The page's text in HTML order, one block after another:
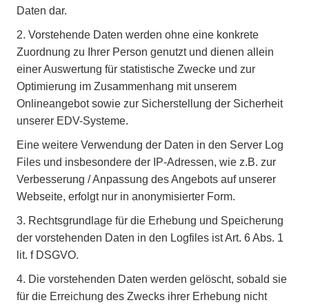
Daten dar.
2. Vorstehende Daten werden ohne eine konkrete
Zuordnung zu Ihrer Person genutzt und dienen allein
einer Auswertung für statistische Zwecke und zur
Optimierung im Zusammenhang mit unserem
Onlineangebot sowie zur Sicherstellung der Sicherheit
unserer EDV-Systeme.
Eine weitere Verwendung der Daten in den Server Log
Files und insbesondere der IP-Adressen, wie z.B. zur
Verbesserung / Anpassung des Angebots auf unserer
Webseite, erfolgt nur in anonymisierter Form.
3. Rechtsgrundlage für die Erhebung und Speicherung
der vorstehenden Daten in den Logfiles ist Art. 6 Abs. 1
lit. f DSGVO.
4. Die vorstehenden Daten werden gelöscht, sobald sie
für die Erreichung des Zwecks ihrer Erhebung nicht